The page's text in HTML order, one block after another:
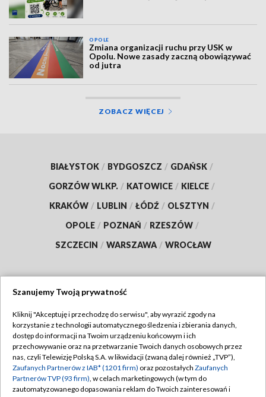
OPOLE
Zmiana organizacji ruchu przy USK w
Opolu. Nowe zasady zaczną obowiązywać
od jutra
ZOBACZ WIĘCEJ
BIAŁYSTOK / BYDGOSZCZ / GDAŃSK /
GORZÓW WLKP. / KATOWICE / KIELCE /
KRAKÓW / LUBLIN / ŁÓDŹ / OLSZTYN /
OPOLE / POZNAŃ / RZESZÓW /
SZCZECIN / WARSZAWA / WROCŁAW
TVP
Abonament TVP
Emisja w TVP
Centrum informacji TVP
Regulamin TVP
Polityka prywatności
Moje zgody
Szanujemy Twoją prywatność
Kliknij "Akceptuję i przechodzę do serwisu", aby wyrazić zgody na
korzystanie z technologii automatycznego śledzenia i zbierania danych,
dostęp do informacji na Twoim urządzeniu końcowym i ich
przechowywanie oraz na przetwarzanie Twoich danych osobowych przez
nas, czyli Telewizję Polską S.A. w likwidacji (zwaną dalej również „TVP”),
Zaufanych Partnerów z IAB* (1201 firm) oraz pozostałych Zaufanych
Partnerów TVP (93 firm), w celach marketingowych (w tym do
zautomatyzowanego dopasowania reklam do Twoich zainteresowań i